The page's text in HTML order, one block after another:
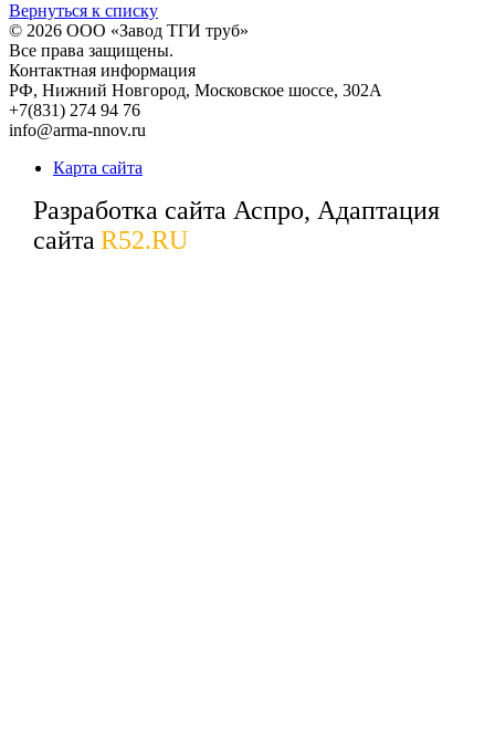
Вернуться к списку
© 2026 ООО «Завод ТГИ труб»
Все права защищены.
Контактная информация
РФ, Нижний Новгород, Московское шоссе, 302А
+7(831) 274 94 76
info@arma-nnov.ru
Карта сайта
Разработка сайта Аспро, Адаптация
сайта R52.RU